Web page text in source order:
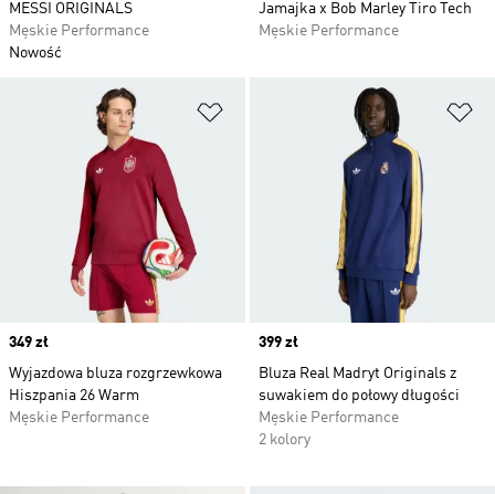
MESSI ORIGINALS
Męskie Performance
Nowość
Jamajka x Bob Marley Tiro Tech
Męskie Performance
Dodaj do listy życzeń
Price
349 zł
Wyjazdowa bluza rozgrzewkowa
Hiszpania 26 Warm
Męskie Performance
Price
399 zł
Bluza Real Madryt Originals z
suwakiem do połowy długości
Męskie Performance
2 kolory